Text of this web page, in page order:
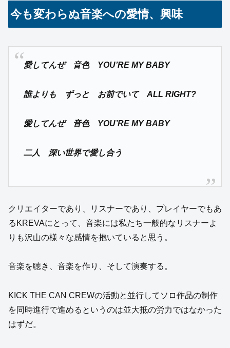
今も変わらぬ音楽への愛情、興味
愛してんぜ 音色 YOU’RE MY BABY
誰よりも ずっと お前でいて ALL RIGHT?
愛してんぜ 音色 YOU’RE MY BABY
二人 深い世界で愛し合う
クリエイターであり、リスナーであり、プレイヤーでもあ
るKREVAにとって、音楽には私たち一般的なリスナーよ
りも沢山の様々な感情を抱いていると思う。
音楽を聴き、音楽を作り、そして演奏する。
KICK THE CAN CREWの活動と並行してソロ作品の制作
を同時進行で進めるというのは並大抵の労力ではなかった
はずだ。